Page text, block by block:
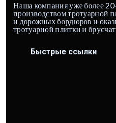
Наша компания уже более
производством тротуарной
и дорожных бордюров и
тротуарной плитки и
Быстрые ссылки